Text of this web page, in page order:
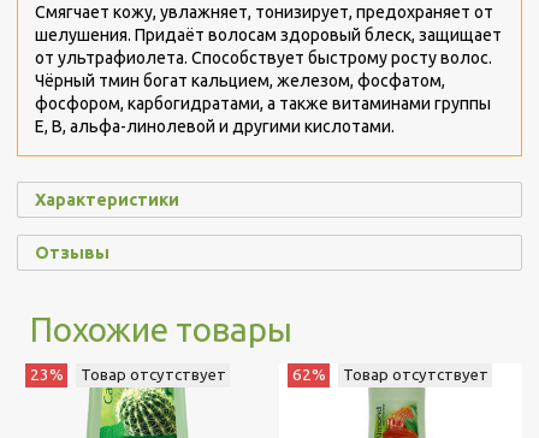
Смягчает кожу, увлажняет, тонизирует, предохраняет от
шелушения. Придаёт волосам здоровый блеск, защищает
от ультрафиолета. Способствует быстрому росту волос.
Чёрный тмин богат кальцием, железом, фосфатом,
фосфором, карбогидратами, а также витаминами группы
Е, В, альфа-линолевой и другими кислотами.
Характеристики
Отзывы
Похожие товары
23% Товар отсутствует 62% Товар отсутствует